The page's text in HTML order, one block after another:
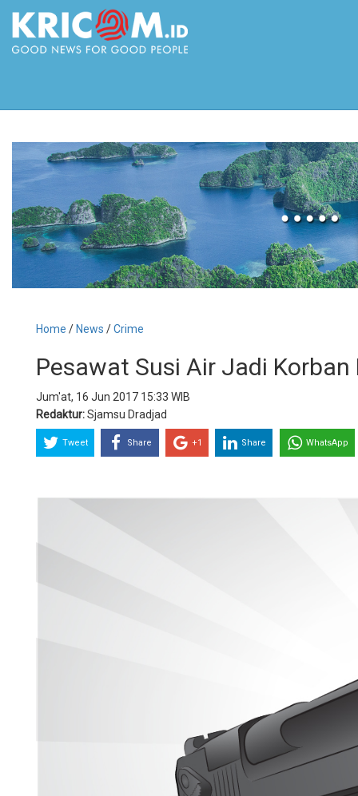
Home / News /Crime
Pesawat Susi Air Jadi
Jum'at, 16 Jun 2017 15:33 WIB
Redaktur:Sjamsu Dradjad
Tweet Share +1 Share WhatsApp